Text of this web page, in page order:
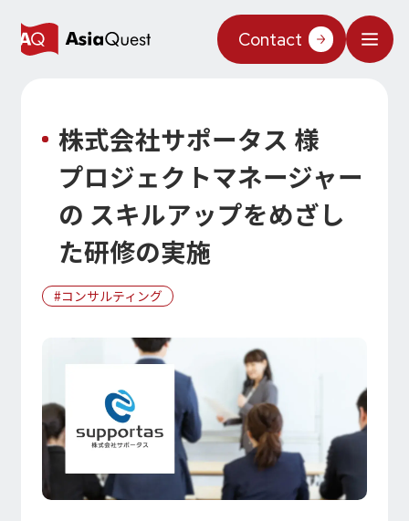
JP/ EN
Why AsiaQuest?
Service
AIインテグレーション
AIソリューション
AQ-AI エージェントシリーズ
AI エージェント基盤構築支援
DXソリューション
建設・不動産DX
Technology
AIエージェント／生成AI／LLM
機械学習／AIモデル
IoT/web3D
IoT
Projects
Information
インフォメーション
お知らせ
About Us
Careers
Contact
株式会社サポータス 様
プロジェクトマネージャー
の スキルアップをめざし
た研修の実施
コンサルティング